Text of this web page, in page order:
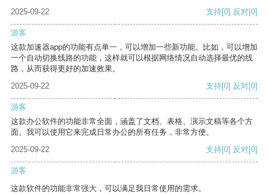
2025-09-22
支持[0] 反对[0]
游客
这款加速器app的功能有点单一，可以增加一些新功能。比如，可以增加
一个自动切换线路的功能，这样就可以根据网络情况自动选择最优的线
路，从而获得更好的加速效果。
2025-09-22
支持[0] 反对[0]
游客
这款办公软件的功能非常全面，涵盖了文档、表格、演示文稿等各个方
面。我可以使用它来完成日常办公的所有任务，非常方便。
2025-09-22
支持[0] 反对[0]
游客
这款软件的功能非常强大，可以满足我日常使用的需求。